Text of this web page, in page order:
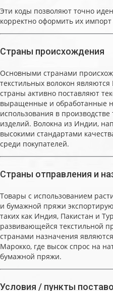
Эти коды позволяют точно
корректно оформить их
Страны происхождения
Основными странами
текстильных волокон
страны активно поставляют
выращенные и обработанные
использования в
изделий. Волокна из Индии,
высокими стандартами
среди покупателей.
Страны отправления и
Товары с использованием
и бумажной пряжи
таких как Индия, Пакистан и
развивающейся текстильной
странами назначения
Марокко, где высок спрос на
бумажной пряжи.
Условия / пункты